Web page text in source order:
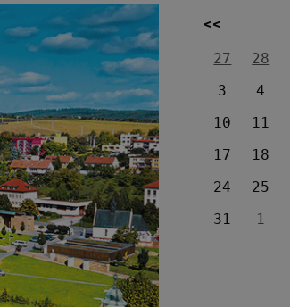
<<
27
28
3
4
10
11
17
18
24
25
31
1